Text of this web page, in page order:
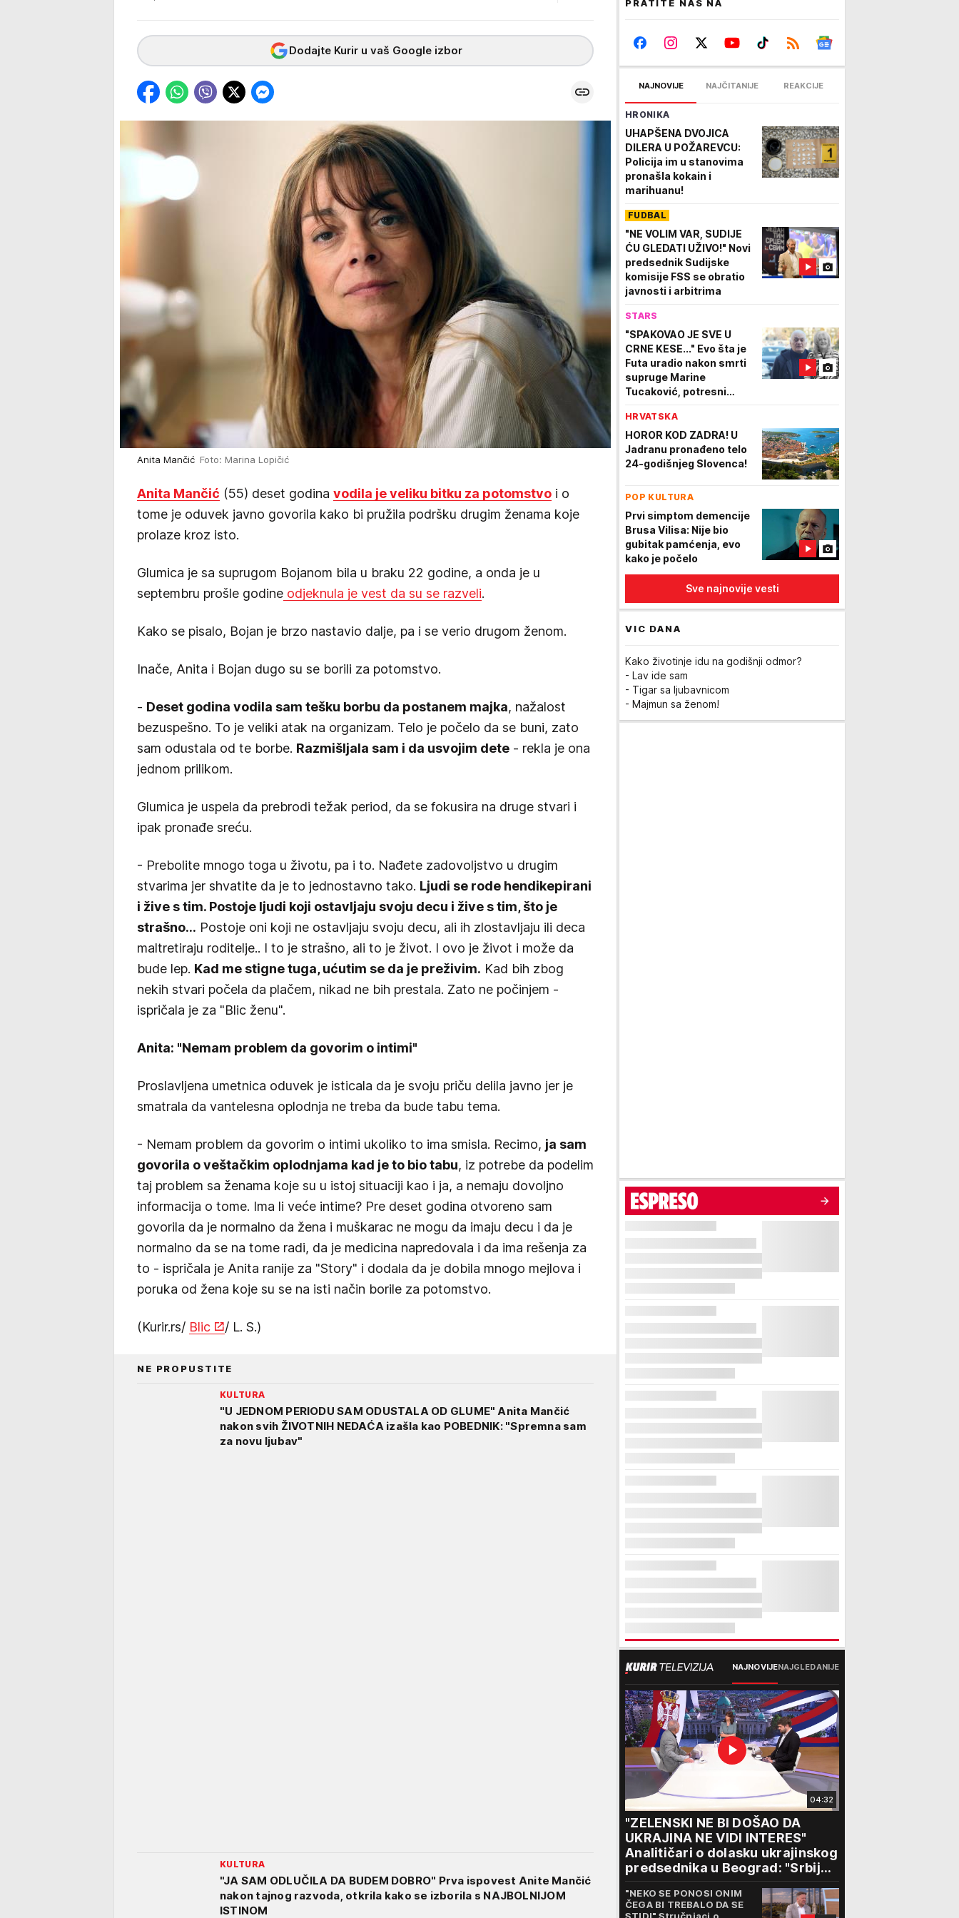
Dodajte Kurir u vaš Google izbor
Anita Mančić Foto: Marina Lopičić
Anita Mančić (55) deset godina vodila je veliku bitku za potomstvo i o
tome je oduvek javno govorila kako bi pružila podršku drugim ženama koje
prolaze kroz isto.
Glumica je sa suprugom Bojanom bila u braku 22 godine, a onda je u
septembru prošle godine odjeknula je vest da su se razveli.
Kako se pisalo, Bojan je brzo nastavio dalje, pa i se verio drugom ženom.
Inače, Anita i Bojan dugo su se borili za potomstvo.
- Deset godina vodila sam tešku borbu da postanem majka, nažalost
bezuspešno. To je veliki atak na organizam. Telo je počelo da se buni, zato
sam odustala od te borbe. Razmišljala sam i da usvojim dete - rekla je ona
jednom prilikom.
Glumica je uspela da prebrodi težak period, da se fokusira na druge stvari i
ipak pronađe sreću.
- Prebolite mnogo toga u životu, pa i to. Nađete zadovoljstvo u drugim
stvarima jer shvatite da je to jednostavno tako. Ljudi se rode hendikepirani
i žive s tim. Postoje ljudi koji ostavljaju svoju decu i žive s tim, što je
strašno... Postoje oni koji ne ostavljaju svoju decu, ali ih zlostavljaju ili deca
maltretiraju roditelje.. I to je strašno, ali to je život. I ovo je život i može da
bude lep. Kad me stigne tuga, ućutim se da je preživim. Kad bih zbog
nekih stvari počela da plačem, nikad ne bih prestala. Zato ne počinjem -
ispričala je za "Blic ženu".
Anita: "Nemam problem da govorim o intimi"
Proslavljena umetnica oduvek je isticala da je svoju priču delila javno jer je
smatrala da vantelesna oplodnja ne treba da bude tabu tema.
- Nemam problem da govorim o intimi ukoliko to ima smisla. Recimo, ja sam
govorila o veštačkim oplodnjama kad je to bio tabu, iz potrebe da podelim
taj problem sa ženama koje su u istoj situaciji kao i ja, a nemaju dovoljno
informacija o tome. Ima li veće intime? Pre deset godina otvoreno sam
govorila da je normalno da žena i muškarac ne mogu da imaju decu i da je
normalno da se na tome radi, da je medicina napredovala i da ima rešenja za
to - ispričala je Anita ranije za "Story" i dodala da je dobila mnogo mejlova i
poruka od žena koje su se na isti način borile za potomstvo.
(Kurir.rs/ Blic / L. S.)
NE PROPUSTITE
KULTURA
"U JEDNOM PERIODU SAM ODUSTALA OD GLUME" Anita Mančić
nakon svih ŽIVOTNIH NEDAĆA izašla kao POBEDNIK: "Spremna sam
za novu ljubav"
KULTURA
"JA SAM ODLUČILA DA BUDEM DOBRO" Prva ispovest Anite Mančić
nakon tajnog razvoda, otkrila kako se izborila s NAJBOLNIJOM
ISTINOM
PRATITE NAS NA
NAJNOVIJE NAJČITANIJE REAKCIJE
HRONIKA
UHAPŠENA DVOJICA
DILERA U POŽAREVCU:
Policija im u stanovima
pronašla kokain i
marihuanu!
FUDBAL
"NE VOLIM VAR, SUDIJE
ĆU GLEDATI UŽIVO!" Novi
predsednik Sudijske
komisije FSS se obratio
javnosti i arbitrima
STARS
"SPAKOVAO JE SVE U
CRNE KESE..." Evo šta je
Futa uradio nakon smrti
supruge Marine
Tucaković, potresni
HRVATSKA
HOROR KOD ZADRA! U
Jadranu pronađeno telo
24-godišnjeg Slovenca!
POP KULTURA
Prvi simptom demencije
Brusa Vilisa: Nije bio
gubitak pamćenja, evo
kako je počelo
Sve najnovije vesti
VIC DANA
Kako životinje idu na godišnji odmor?
- Lav ide sam
- Tigar sa ljubavnicom
- Majmun sa ženom!
NAJNOVIJENAJGLEDANIJE
04:32
"ZELENSKI NE BI DOŠAO DA
UKRAJINA NE VIDI INTERES"
Analitičari o dolasku ukrajinskog
predsednika u Beograd: "Srbija
može da razgovara sa svima"
"NEKO SE PONOSI ONIM
ČEGA BI TREBALO DA SE
STIDI" Stručnjaci o